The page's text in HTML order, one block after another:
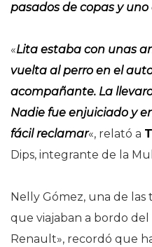
pasados de copas y uno
«Lita estaba con unas
vuelta al perro en el
acompañante. La
Nadie fue enjuiciado y
fácil reclamar«, relató a
Dips, integrante de la
Nelly Gómez, una de las
que viajaban a bordo
Renault», recordó que